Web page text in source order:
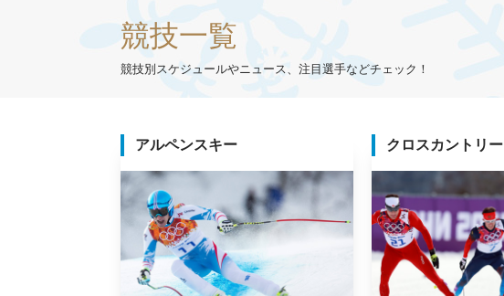
競技一覧
競技別スケジュールやニュース、注目選手などチェック！
アルペンスキー クロスカントリー